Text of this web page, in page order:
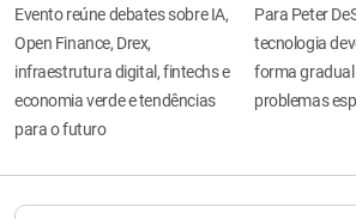
Evento reúne debates sobre IA,
Open Finance, Drex,
infraestrutura digital, fintechs e
economia verde e tendências
para o futuro
Para Peter
tecnologia
forma gradual
problemas